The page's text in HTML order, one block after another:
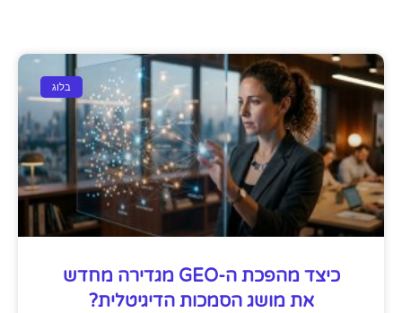
בלוג
כיצד מהפכת ה-GEO מגדירה מחדש
את מושג הסמכות הדיגיטלית?